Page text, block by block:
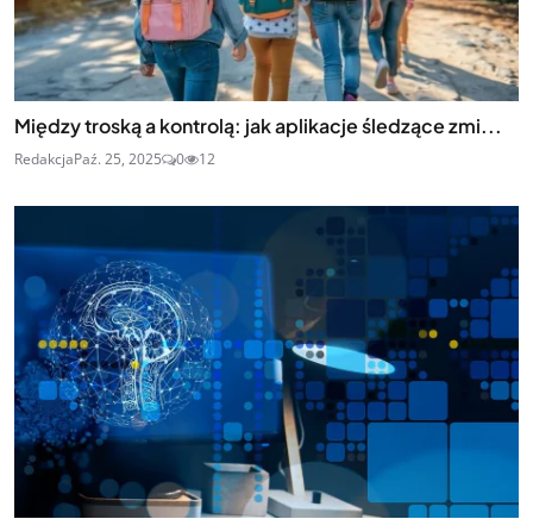
Między troską a kontrolą: jak aplikacje śledzące zmi...
RedakcjaPaź. 25, 2025 0 12